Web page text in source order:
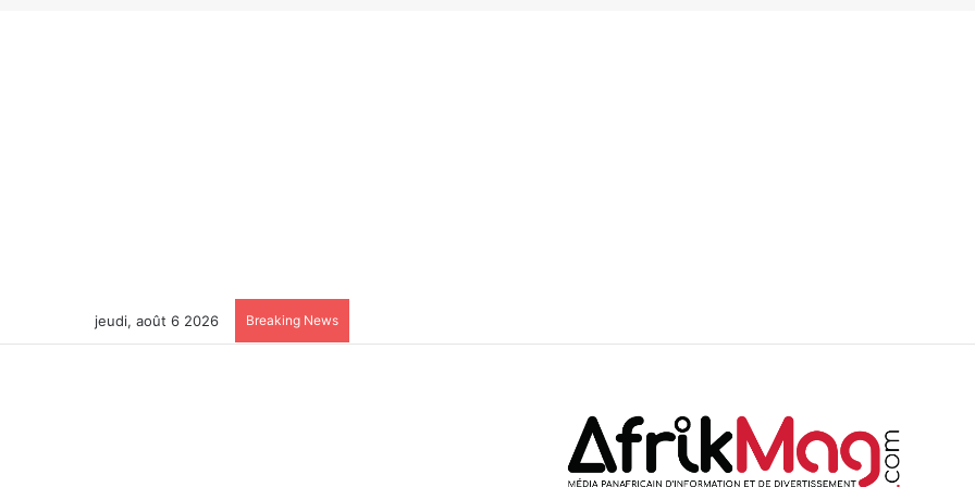
jeudi, août 6 2026 Breaking News